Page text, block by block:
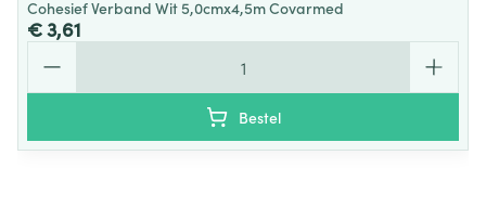
Cohesief Verband Wit 5,0cmx4,5m Covarmed
€ 3,61
Bestel